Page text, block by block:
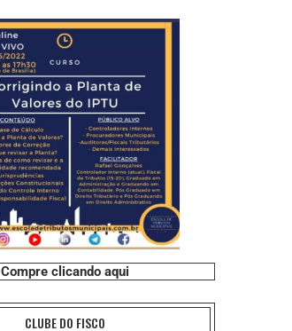
Compre clicando aqui
CLUBE DO FISCO